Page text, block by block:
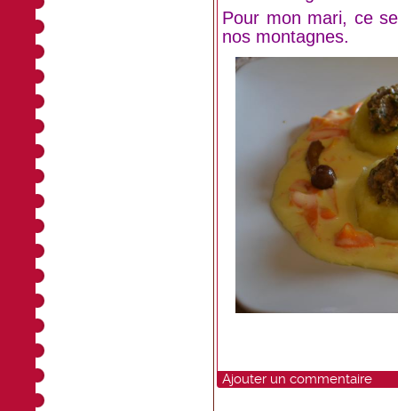
Pour mon mari, ce
nos montagnes.
Ajouter un commentaire